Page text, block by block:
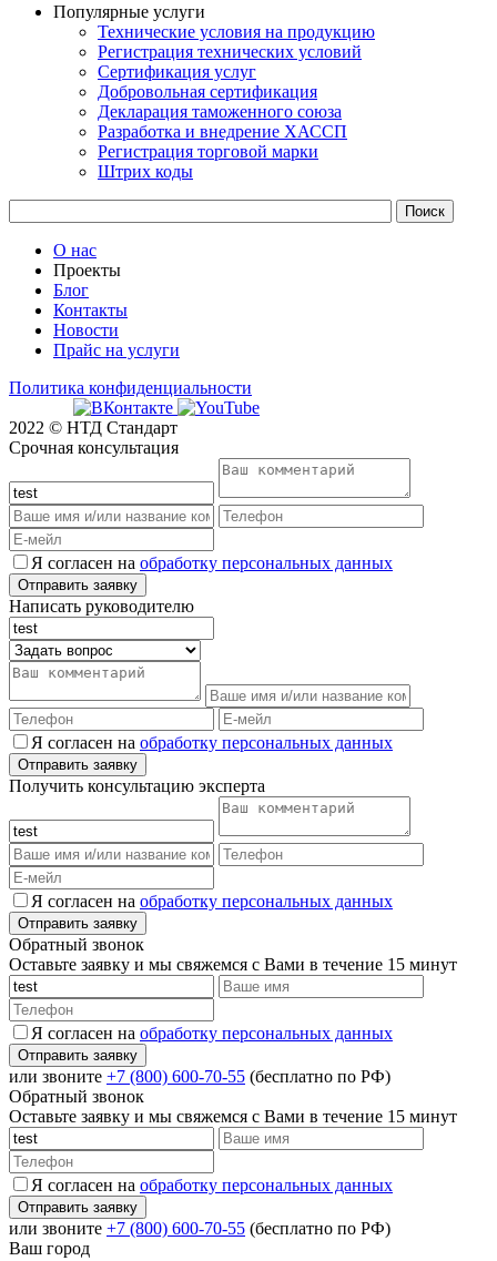
Популярные услуги
Технические условия на продукцию
Регистрация технических условий
Сертификация услуг
Добровольная сертификация
Декларация таможенного союза
Разработка и внедрение ХАССП
Регистрация торговой марки
Штрих коды
О нас
Проекты
Блог
Контакты
Новости
Прайс на услуги
Политика конфиденциальности
2022 © НТД Стандарт
Срочная консультация
Я согласен на обработку персональных данных
Написать руководителю
Я согласен на обработку персональных данных
Получить консультацию эксперта
Я согласен на обработку персональных данных
Обратный звонок
Оставьте заявку и мы свяжемся с Вами в течение 15 минут
Я согласен на обработку персональных данных
или звоните +7 (800) 600-70-55 (бесплатно по РФ)
Обратный звонок
Оставьте заявку и мы свяжемся с Вами в течение 15 минут
Я согласен на обработку персональных данных
или звоните +7 (800) 600-70-55 (бесплатно по РФ)
Ваш город